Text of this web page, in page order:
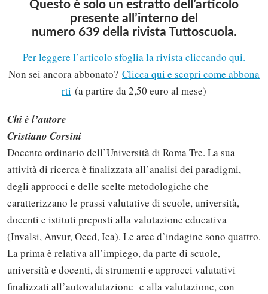
Questo è solo un estratto dell’articolo
presente all’interno del
numero 639 della rivista Tuttoscuola.
Per leggere l’articolo sfoglia la rivista cliccando qui.
Non sei ancora abbonato? Clicca qui e scopri come abbona
rti (a partire da 2,50 euro al mese)
Chi è l’autore
Cristiano Corsini
Docente ordinario dell’Università di Roma Tre. La sua
attività di ricerca è finalizzata all’analisi dei paradigmi,
degli approcci e delle scelte metodologiche che
caratterizzano le prassi valutative di scuole, università,
docenti e istituti preposti alla valutazione educativa
(Invalsi, Anvur, Oecd, Iea). Le aree d’indagine sono quattro.
La prima è relativa all’impiego, da parte di scuole,
università e docenti, di strumenti e approcci valutativi
finalizzati all’autovalutazione e alla valutazione, con